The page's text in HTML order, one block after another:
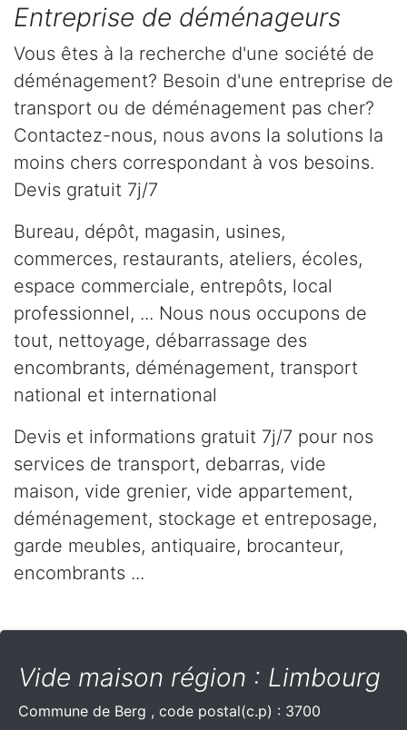
Entreprise de déménageurs
Vous êtes à la recherche d'une société de
déménagement? Besoin d'une entreprise de
transport ou de déménagement pas cher?
Contactez-nous, nous avons la solutions la
moins chers correspondant à vos besoins.
Devis gratuit 7j/7
Bureau, dépôt, magasin, usines,
commerces, restaurants, ateliers, écoles,
espace commerciale, entrepôts, local
professionnel, ... Nous nous occupons de
tout, nettoyage, débarrassage des
encombrants, déménagement, transport
national et international
Devis et informations gratuit 7j/7 pour nos
services de transport, debarras, vide
maison, vide grenier, vide appartement,
déménagement, stockage et entreposage,
garde meubles, antiquaire, brocanteur,
encombrants ...
Vide maison région : Limbourg
Commune de Berg , code postal(c.p) : 3700